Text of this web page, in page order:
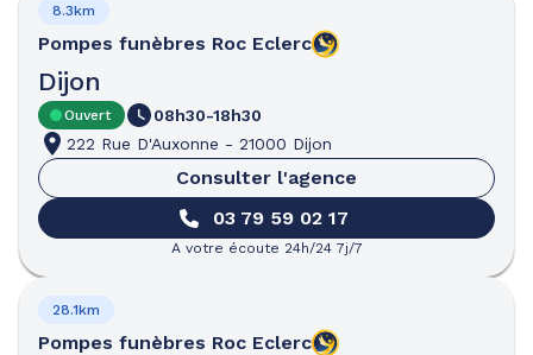
Pompes funèbres Roc Eclerc
Dijon
8.3km
Ouvert
08h30-18h30
222 Rue D'Auxonne - 21000 Dijon
Consulter l'agence
03 79 59 02 17
A votre écoute 24h/24 7j/7
Pompes funèbres Roc Eclerc
28.1km